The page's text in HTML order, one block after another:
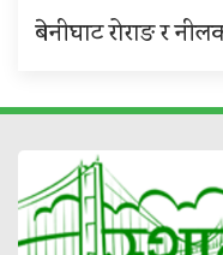
बेनीघाट रोराङ र